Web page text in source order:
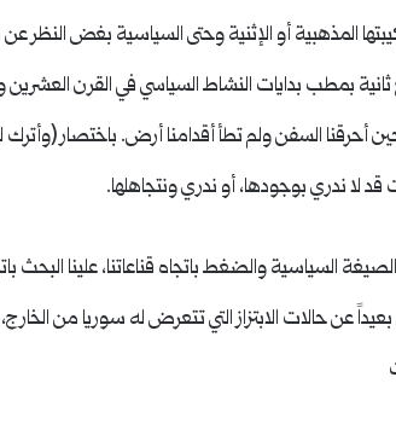
المذهبية أو الإثنية وحتى السياسية بغض النظر
بمطب بدايات النشاط السياسي في القرن العشرين
أحرقنا السفن ولم تطأ أقدامنا أرض. باختصار
قد لا ندري بوجودها، أو ندري ونتجاهلها.
السياسية والضغط باتجاه قناعاتنا، علينا البحث
عن حالات الابتزاز التي تتعرض له سوريا من الخارج،